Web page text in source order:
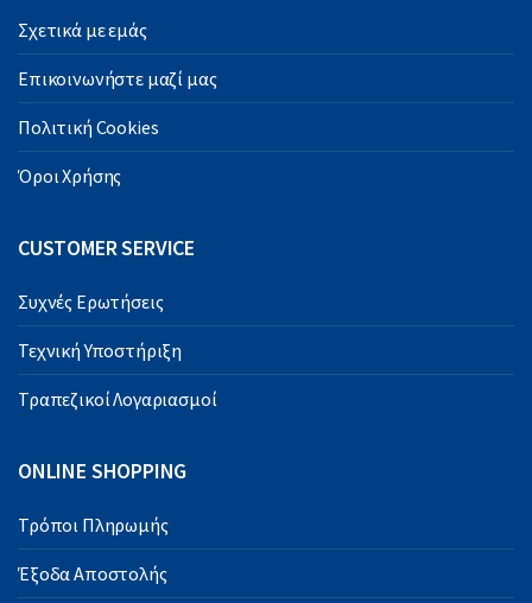
Σχετικά με εμάς
Επικοινωνήστε μαζί μας
Πολιτική Cookies
Όροι Χρήσης
CUSTOMER SERVICE
Συχνές Ερωτήσεις
Τεχνική Υποστήριξη
Τραπεζικοί Λογαριασμοί
ONLINE SHOPPING
Τρόποι Πληρωμής
Έξοδα Αποστολής